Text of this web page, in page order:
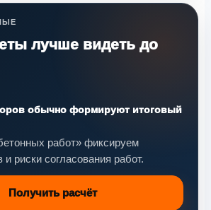
лучше видеть до
обычно формируют итоговый
работ» фиксируем
риски согласования работ.
Получить расчёт